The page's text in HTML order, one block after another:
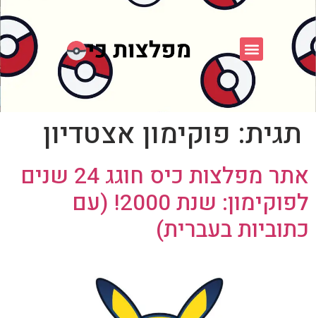
תגית: פוקימון אצטדיון
אתר מפלצות כיס חוגג 24 שנים
לפוקימון: שנת 2000! (עם
כתוביות בעברית)